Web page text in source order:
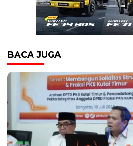
BACA JUGA